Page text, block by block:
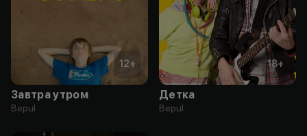
12+
Завтра утром
Bepul
18+
Детка
Bepul